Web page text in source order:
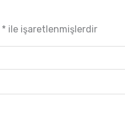
* ile işaretlenmişlerdir